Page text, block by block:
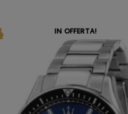
IN OFFERTA!